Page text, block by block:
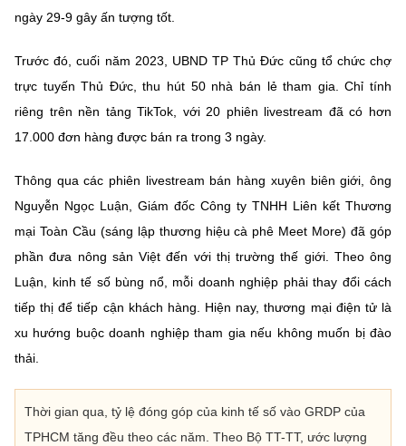
ngày 29-9 gây ấn tượng tốt.
Trước đó, cuối năm 2023, UBND TP Thủ Đức cũng tổ chức chợ
trực tuyến Thủ Đức, thu hút 50 nhà bán lẻ tham gia. Chỉ tính
riêng trên nền tảng TikTok, với 20 phiên livestream đã có hơn
17.000 đơn hàng được bán ra trong 3 ngày.
Thông qua các phiên livestream bán hàng xuyên biên giới, ông
Nguyễn Ngọc Luận, Giám đốc Công ty TNHH Liên kết Thương
mại Toàn Cầu (sáng lập thương hiệu cà phê Meet More) đã góp
phần đưa nông sản Việt đến với thị trường thế giới. Theo ông
Luận, kinh tế số bùng nổ, mỗi doanh nghiệp phải thay đổi cách
tiếp thị để tiếp cận khách hàng. Hiện nay, thương mại điện tử là
xu hướng buộc doanh nghiệp tham gia nếu không muốn bị đào
thải.
Thời gian qua, tỷ lệ đóng góp của kinh tế số vào GRDP của
TPHCM tăng đều theo các năm. Theo Bộ TT-TT, ước lượng